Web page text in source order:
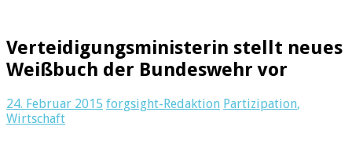
Verteidigungsministerin stellt neues
Weißbuch der Bundeswehr vor
24. Februar 2015 forgsight-Redaktion Partizipation,
Wirtschaft